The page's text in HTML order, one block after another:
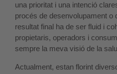
una prioritat i una intenció
procés de desenvolupament o
resultat final ha de ser fluid i
propietaris, operadors i
sempre la meva visió de la
Actualment, estan florint